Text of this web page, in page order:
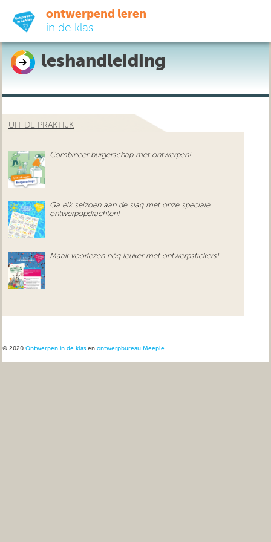
ontwerpend leren
in de klas
ready-to-go
do-it-yourself
uit de praktijk
over ons
leshandleiding
UIT DE PRAKTIJK
Combineer burgerschap met ontwerpen!
Ga elk seizoen aan de slag met onze speciale
ontwerpopdrachten!
Maak voorlezen nóg leuker met ontwerpstickers!
© 2020Ontwerpen in de klas enontwerpbureau Meeple